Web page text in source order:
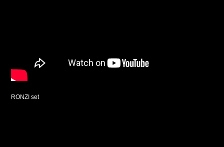
RONZI set